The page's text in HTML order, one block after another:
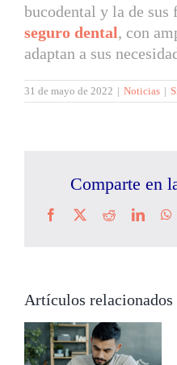
bucodental y la de
seguro dental, con
adaptan a sus
31 de mayo de 2022 | Noticias |
Comparte en
Facebook
X Reddit
Artículos relacionados
Conducir con